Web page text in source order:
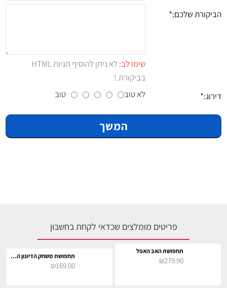
הביקורת שלכם:
שימו לב:
לא ניתן להוסיף תגיות HTML
בביקורת.!
דירוג:
לא טוב טוב
המשך
פריטים מומלצים שכדאי לקחת בחשבון
תחפושת האב האפל
₪279.90 תחפושת משחק הדיונון המפקד
₪169.00